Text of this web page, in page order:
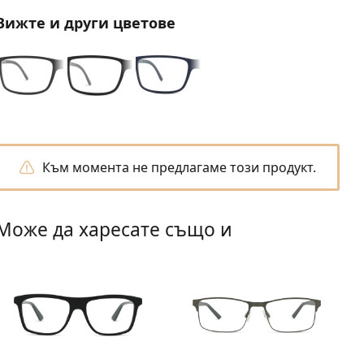
и други цветове
Към момента не предлагаме този продукт.
да харесате също и